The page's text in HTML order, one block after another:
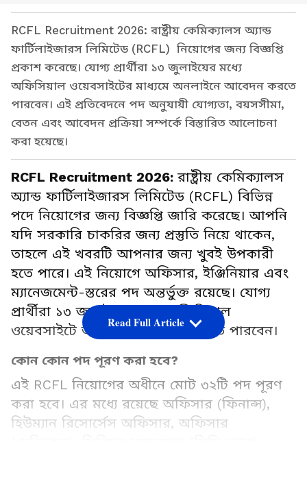
RCFL Recruitment 2026: রাষ্ট্রীয় কেমিক্যালস অ্যান্ড
ফার্টিলাইজারস লিমিটেড (RCFL) নিয়োগের জন্য বিজ্ঞপ্তি
প্রকাশ করেছে। যোগ্য প্রার্থীরা ১৩ জুলাইয়ের মধ্যে
অফিসিয়াল ওয়েবসাইটের মাধ্যমে অনলাইনে আবেদন করতে
পারবেন। এই প্রতিবেদনে পদ অনুযায়ী যোগ্যতা, বয়সসীমা,
বেতন এবং আবেদন প্রক্রিয়া সম্পর্কে বিস্তারিত আলোচনা
করা হয়েছে।
RCFL Recruitment 2026: রাষ্ট্রীয় কেমিক্যালস
অ্যান্ড ফার্টিলাইজারস লিমিটেড (RCFL) বিভিন্ন
পদে নিয়োগের জন্য বিজ্ঞপ্তি জারি করেছে। আপনি
যদি সরকারি চাকরির জন্য প্রস্তুতি নিয়ে থাকেন,
তাহলে এই খবরটি আপনার জন্য খুবই উপকারী
হতে পারে। এই নিয়োগে অফিসার, ইঞ্জিনিয়ার এবং
ম্যানেজমেন্ট-স্তরের পদ অন্তর্ভুক্ত রয়েছে। যোগ্য
প্রার্থীরা ১৩ জুলাইয়ের মধ্যে অফিসিয়াল
ওয়েবসাইটে অনলাইনে আবেদন করতে পারবেন।
কোন কোন পদ পূরণ করা হবে?
এই RCFL নিয়োগের অধীনে মোট ৩২টি পদ পূরণ
করা হবে। এর মধ্যে রয়েছে অফিসার (ফিনান্স),
হিউম্যান রিসোর্সেস অফিসার, অফিসার
Read Full Article